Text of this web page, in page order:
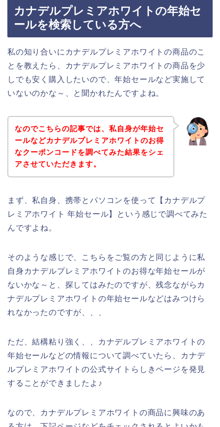
カナデルプレミアホワイトの年始セ
ールを検索している方へ
私の知り合いにカナデルプレミアホワイトの商品のこ
とを教えたら、カナデルプレミアホワイトの商品を少
しでも安く購入したいので、年始セールなど実施して
いないのかな～、と聞かれたんですよね。
なのでこちらの記事では、私自身が年始セ
ールなどカナデルプレミアホワイトのお得
なクーポンコードを調べてみた結果をシェ
アさせていただきます。
まず、私自身、携帯とパソコンを使って【カナデルプ
レミアホワイト 年始セール】という感じで調べてみた
んですよね。
そのような感じで、こちらをご覧の方と同じように私
自身カナデルプレミアホワイトのお得な年始セールが
ないかな～と、探してはみたのですが、残念ながらカ
ナデルプレミアホワイトの年始セールなどはみつけら
れなかったのですが、、、
ただ、結構粘り強く、、カナデルプレミアホワイトの
年始セールなどの情報について調べていたら、カナデ
ルプレミアホワイトの公式サイトらしきページを発見
することができましたよ♪
なので、カナデルプレミアホワイトの商品に興味のあ